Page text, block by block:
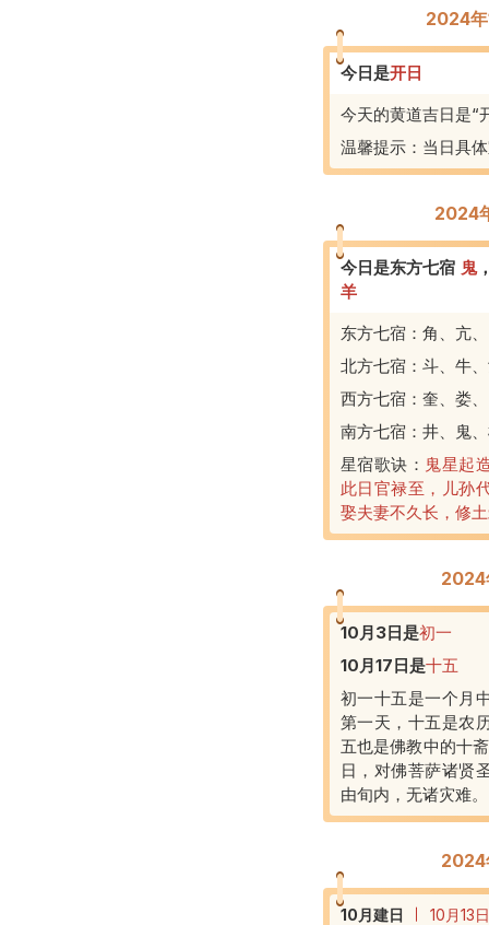
2024年
今日是开 日
今天的黄道吉日是“
温馨提示：当日具
2024
今日是东方七宿 鬼
羊
东方七宿：角、亢
北方七宿：斗、牛
西方七宿：奎、娄
南方七宿：井、鬼
星宿歌诀： 鬼星起
此日官禄至，儿孙
娶夫妻不久长，修
2024
10月3日是初一
10月17日是十五
初一十五是一个月
第一天，十五是农
五也是佛教中的十
日，对佛菩萨诸贤
由旬内，无诸灾难
2024
10 月建日
10月13